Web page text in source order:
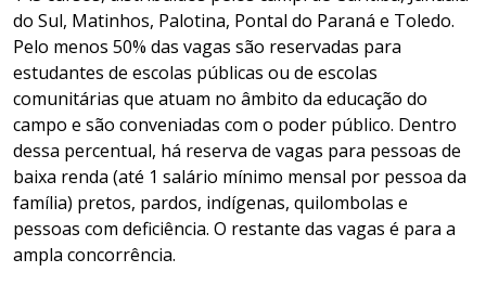
do Sul, Matinhos, Palotina, Pontal do Paraná e Toledo.
Pelo menos 50% das vagas são reservadas para
estudantes de escolas públicas ou de escolas
comunitárias que atuam no âmbito da educação do
campo e são conveniadas com o poder público. Dentro
dessa percentual, há reserva de vagas para pessoas de
baixa renda (até 1 salário mínimo mensal por pessoa da
família) pretos, pardos, indígenas, quilombolas e
pessoas com deficiência. O restante das vagas é para a
ampla concorrência.